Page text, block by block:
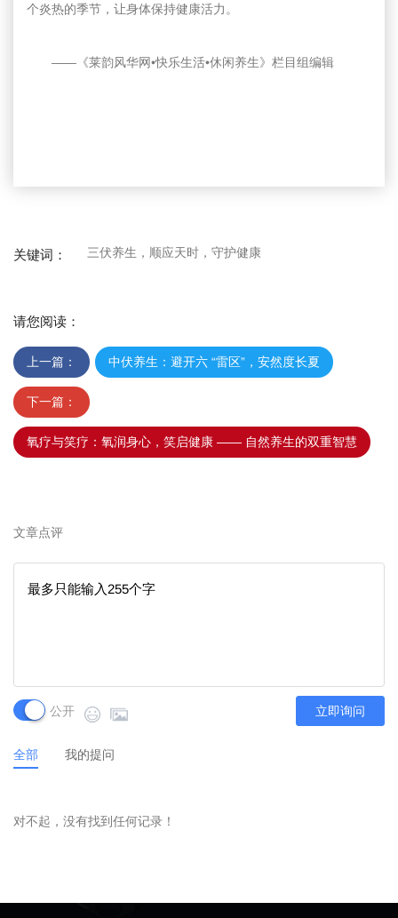
个炎热的季节，让身体保持健康活力。
——《莱韵风华网•快乐生活•休闲养生》栏目组编辑
关键词： 三伏养生，顺应天时，守护健康
请您阅读：
上一篇： 中伏养生：避开六 “雷区”，安然度长夏
下一篇：
氧疗与笑疗：氧润身心，笑启健康 —— 自然养生的双重智慧
文章点评
立即询问
公开
全部 我的提问
对不起，没有找到任何记录！